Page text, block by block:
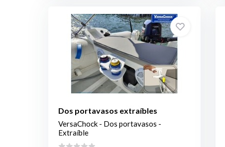
Dos portavasos extraíbles
VersaChock - Dos portavasos -
Extraíble